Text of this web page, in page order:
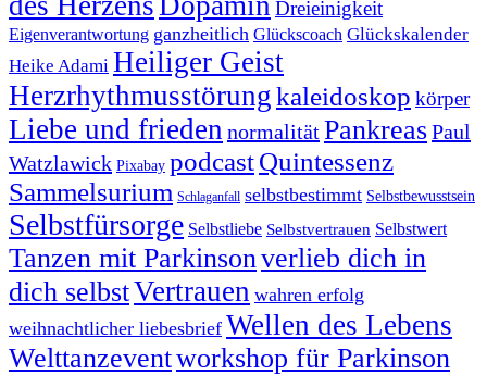
Dreieinigkeit
Eigenverantwortung ganzheitlich Glückscoach Glückskalender
Heike Adami Heiliger Geist
Herzrhythmusstörungkaleidoskop körper
Liebe und frieden normalitätPankreasPaul
Watzlawick Pixabay podcastQuintessenz
Sammelsurium Schlaganfall selbstbestimmt Selbstbewusstsein
Selbstfürsorge Selbstliebe Selbstvertrauen Selbstwert
Tanzen mit Parkinsonverlieb dich in
dich selbstVertrauen wahren erfolg
weihnachtlicher liebesbrief Wellen des Lebens
Welttanzeventworkshop für Parkinson